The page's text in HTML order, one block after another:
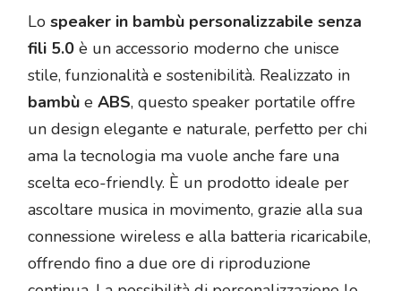
Lo speaker in bambù personalizzabile senza
fili 5.0 è un accessorio moderno che unisce
stile, funzionalità e sostenibilità. Realizzato in
bambù e ABS, questo speaker portatile offre
un design elegante e naturale, perfetto per chi
ama la tecnologia ma vuole anche fare una
scelta eco-friendly. È un prodotto ideale per
ascoltare musica in movimento, grazie alla sua
connessione wireless e alla batteria ricaricabile,
offrendo fino a due ore di riproduzione